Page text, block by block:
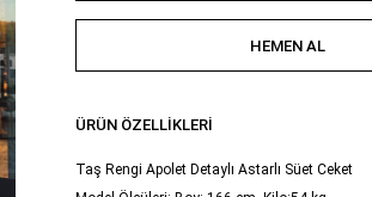
ÜRÜN ÖZELLIKLERI
Taş Rengi Apolet Detaylı Astarlı Süet Ceket